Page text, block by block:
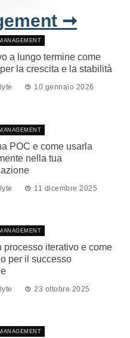
➞
a lungo termine come
la crescita e la stabilità
10 gennaio 2026
POC e come usarla
nella tua
11 dicembre 2025
processo iterativo e come
per il successo
23 ottobre 2025